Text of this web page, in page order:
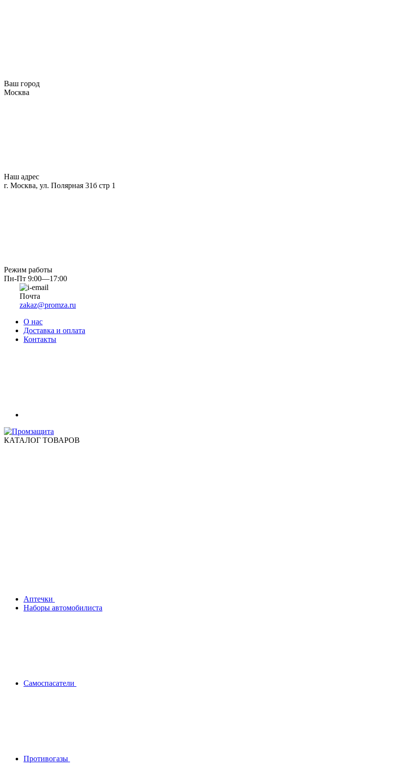
Ваш город
Москва
Наш адрес
г. Москва, ул. Полярная 31б стр 1
Режим работы
Пн-Пт 9:00—17:00
Почта
zakaz@promza.ru
О нас
Доставка и оплата
Контакты
КАТАЛОГ ТОВАРОВ
Аптечки
Наборы автомобилиста
Самоспасатели
Противогазы